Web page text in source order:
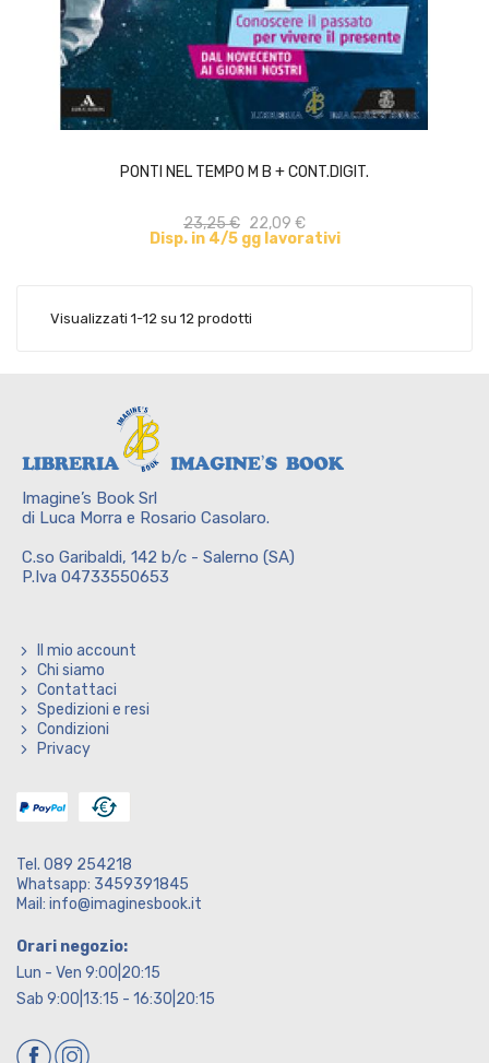
PONTI NEL TEMPO M B + CONT.DIGIT.
23,25 € 22,09 €
Disp. in 4/5 gg lavorativi
ACQUISTA
Visualizzati 1-12 su 12 prodotti
Imagine’s Book Srl
di Luca Morra e Rosario Casolaro.
C.so Garibaldi, 142 b/c - Salerno (SA)
P.Iva 04733550653
Il mio account
Chi siamo
Contattaci
Spedizioni e resi
Condizioni
Privacy
Tel. 089 254218
Whatsapp: 3459391845
Mail: info@imaginesbook.it
Orari negozio:
Lun - Ven 9:00|20:15
Sab 9:00|13:15 - 16:30|20:15